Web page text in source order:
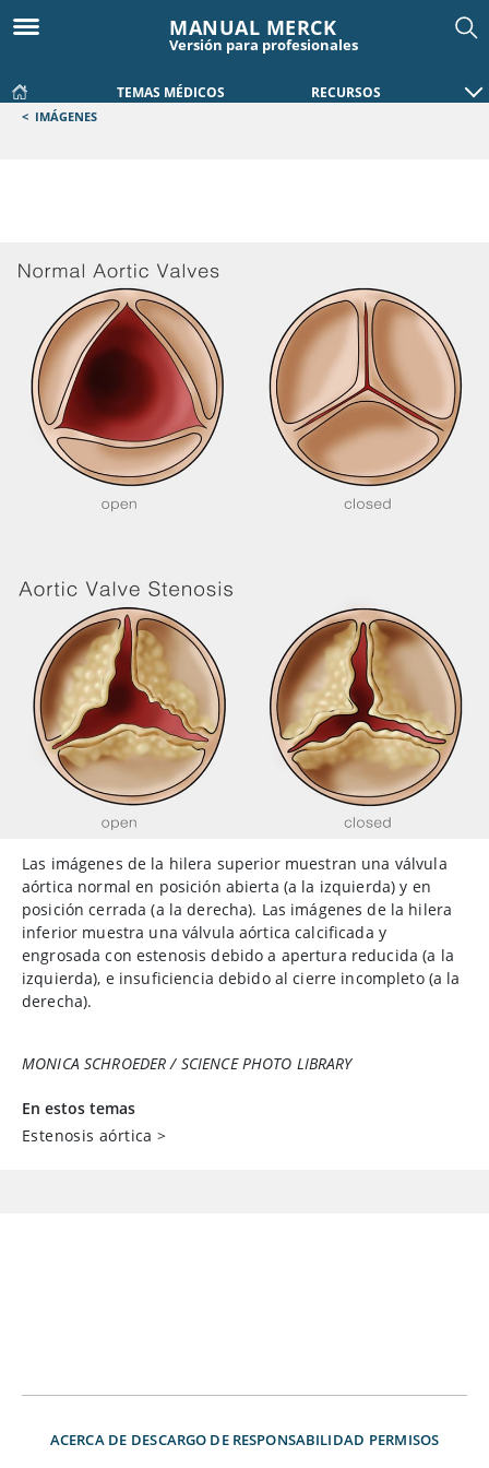
MANUAL MERCK
Versión para profesionales
TEMAS MÉDICOS RECURSOS
< IMÁGENES
Las imágenes de la hilera superior muestran una válvula
aórtica normal en posición abierta (a la izquierda) y en
posición cerrada (a la derecha). Las imágenes de la hilera
inferior muestra una válvula aórtica calcificada y
engrosada con estenosis debido a apertura reducida (a la
izquierda), e insuficiencia debido al cierre incompleto (a la
derecha).
MONICA SCHROEDER / SCIENCE PHOTO LIBRARY
En estos temas
Estenosis aórtica >
ACERCA DE DESCARGO DE RESPONSABILIDAD PERMISOS